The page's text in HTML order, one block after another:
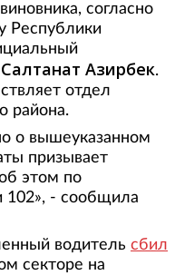
согласно
Республики
Салтанат Азирбек.
отдел
района.
о вышеуказанном
призывает
этом по
102», - сообщила
водитель сбил
секторе на